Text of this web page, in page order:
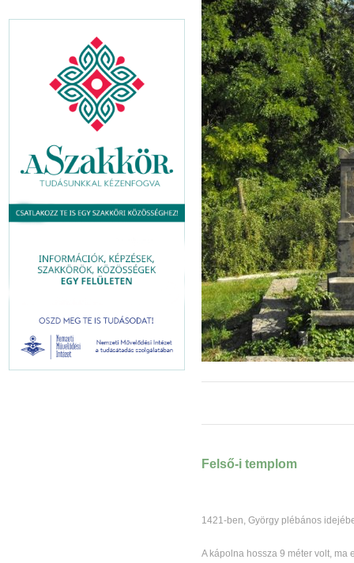
Felső-i templom
1421-ben, György plébános
A kápolna hossza 9 méter volt, ma